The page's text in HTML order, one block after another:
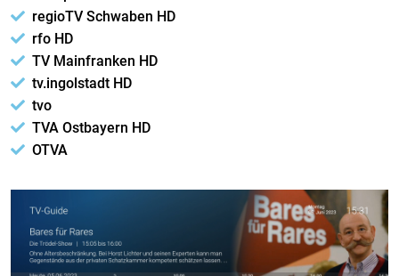
regioTV Schwaben HD
rfo HD
TV Mainfranken HD
tv.ingolstadt HD
tvo
TVA Ostbayern HD
OTVA